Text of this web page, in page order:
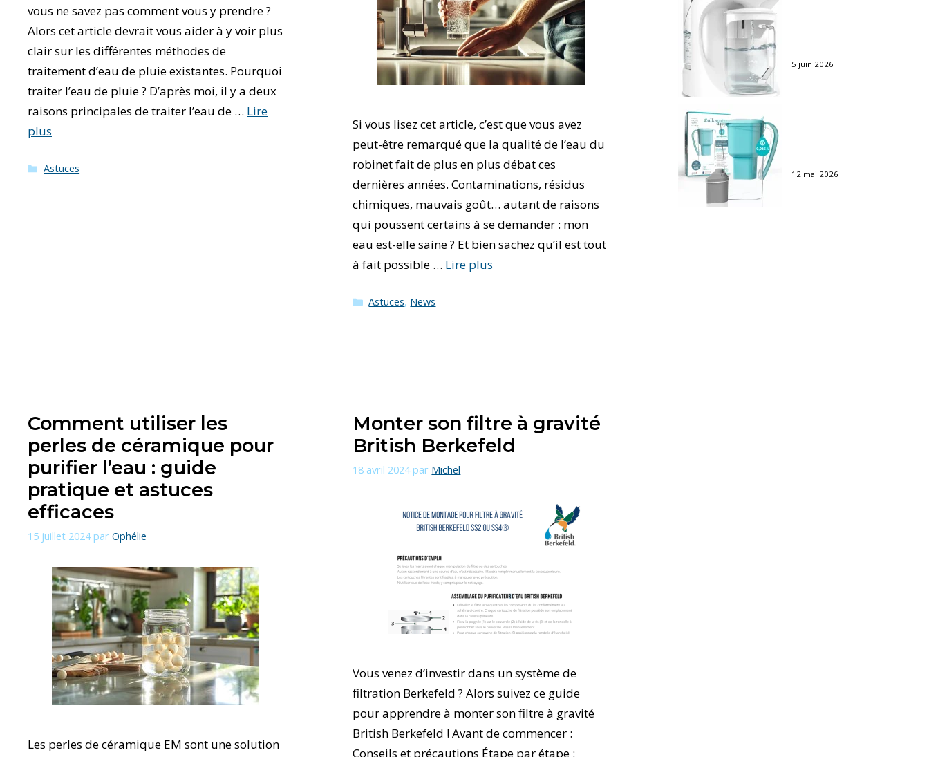
vous ne savez pas comment vous y prendre ?
Alors cet article devrait vous aider à y voir plus
clair sur les différentes méthodes de
traitement d’eau de pluie existantes. Pourquoi
traiter l’eau de pluie ? D’après moi, il y a deux
raisons principales de traiter l’eau de … Lire
plus
Catégories
Astuces
Si vous lisez cet article, c’est que vous avez
peut-être remarqué que la qualité de l’eau du
robinet fait de plus en plus débat ces
dernières années. Contaminations, résidus
chimiques, mauvais goût… autant de raisons
qui poussent certains à se demander : mon
eau est-elle saine ? Et bien sachez qu’il est tout
à fait possible … Lire plus
Catégories
Astuces, News
Comment utiliser les
perles de céramique pour
purifier l’eau : guide
pratique et astuces
efficaces
15 juillet 2024 par Ophélie
Les perles de céramique EM sont une solution
Monter son filtre à gravité
British Berkefeld
18 avril 2024 par Michel
Vous venez d’investir dans un système de
filtration Berkefeld ? Alors suivez ce guide
pour apprendre à monter son filtre à gravité
British Berkefeld ! Avant de commencer :
Conseils et précautions Étape par étape :
5 juin 2026
12 mai 2026